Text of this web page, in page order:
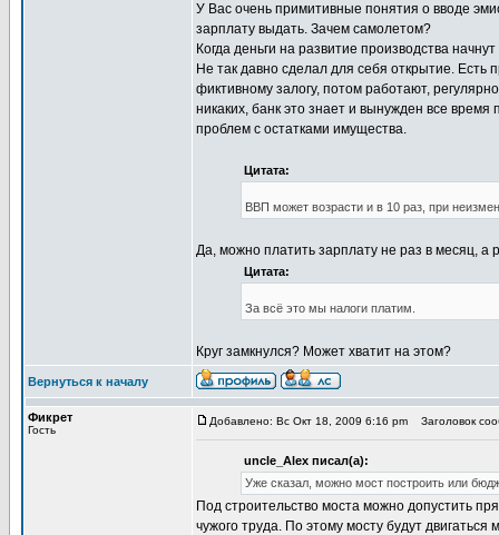
У Вас очень примитивные понятия о вводе
зарплату выдать. Зачем самолетом?
Когда деньги на развитие производства
Не так давно сделал для себя открытие. Есть
фиктивному залогу, потом работают,
никаких, банк это знает и вынужден все
проблем с остатками имущества.
Цитата:
ВВП может возрасти и в 10 раз, при
Да, можно платить зарплату не раз в месяц, а
Цитата:
За всё это мы налоги платим.
Круг замкнулся? Может хватит на этом?
Вернуться к началу
Фикрет
Гость
Добавлено: Вс Окт 18, 2009 6:16 pm Заголовок
uncle_Alex писал(а):
Уже сказал, можно мост построить или
Под строительство моста можно допустить
чужого труда. По этому мосту будут